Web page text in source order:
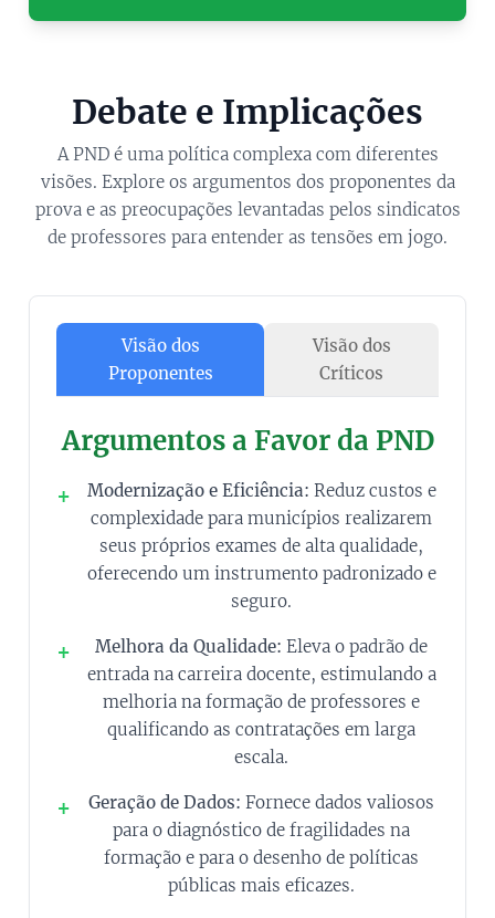
Debate e Implicações
A PND é uma política complexa com diferentes
visões. Explore os argumentos dos proponentes da
prova e as preocupações levantadas pelos sindicatos
de professores para entender as tensões em jogo.
Visão dos
Proponentes
Visão dos
Críticos
Argumentos a Favor da PND
+ Modernização e Eficiência: Reduz custos e
complexidade para municípios realizarem
seus próprios exames de alta qualidade,
oferecendo um instrumento padronizado e
seguro.
+ Melhora da Qualidade: Eleva o padrão de
entrada na carreira docente, estimulando a
melhoria na formação de professores e
qualificando as contratações em larga
escala.
+ Geração de Dados: Fornece dados valiosos
para o diagnóstico de fragilidades na
formação e para o desenho de políticas
públicas mais eficazes.